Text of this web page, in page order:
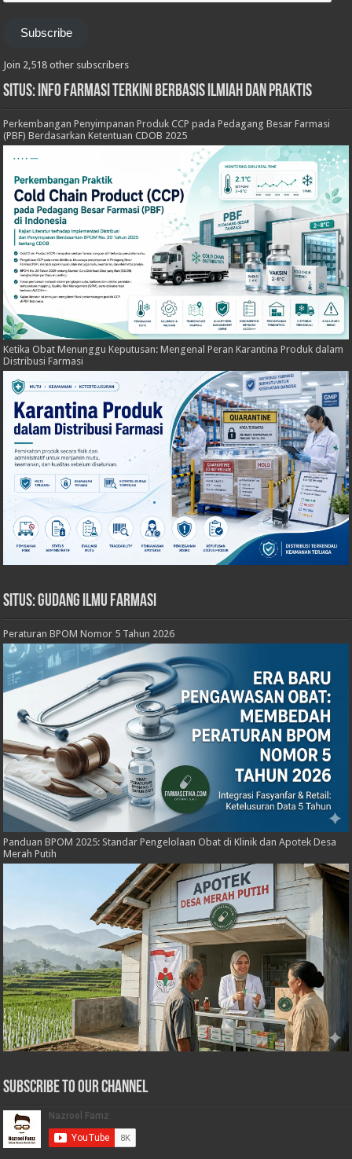
Subscribe
Join 2,518 other subscribers
Situs: Info Farmasi Terkini Berbasis Ilmiah dan Praktis
Perkembangan Penyimpanan Produk CCP pada Pedagang Besar Farmasi
(PBF) Berdasarkan Ketentuan CDOB 2025
Ketika Obat Menunggu Keputusan: Mengenal Peran Karantina Produk dalam
Distribusi Farmasi
Situs: Gudang Ilmu Farmasi
Peraturan BPOM Nomor 5 Tahun 2026
Panduan BPOM 2025: Standar Pengelolaan Obat di Klinik dan Apotek Desa
Merah Putih
Subscribe to our Channel